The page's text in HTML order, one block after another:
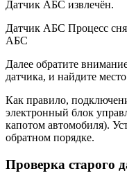
Датчик АБС извлечён.
Датчик АБС Процесс
АБС
Далее обратите
датчика, и найдите
Как правило,
электронный блок
капотом автомобиля).
обратном порядке.
Проверка старого